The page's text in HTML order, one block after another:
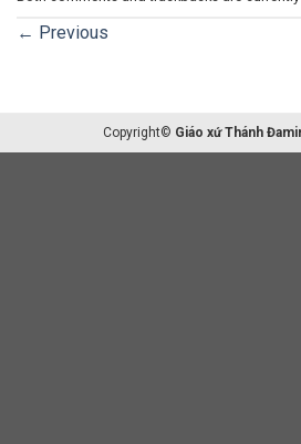
← Previous
Copyright© Giáo xứ Thánh